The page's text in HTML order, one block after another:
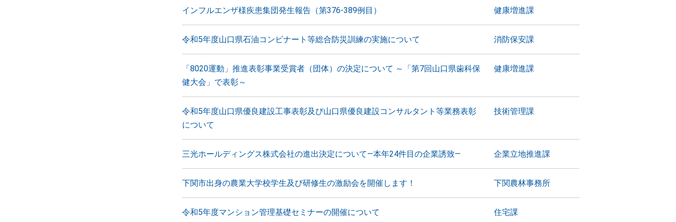
インフルエンザ様疾患集団発生報告（第376-389例目） 健康増進課
令和5年度山口県石油コンビナート等総合防災訓練の実施について 消防保安課
「8020運動」推進表彰事業受賞者（団体）の決定について ～「第7回山口県歯科保
健大会」で表彰～
健康増進課
令和5年度山口県優良建設工事表彰及び山口県優良建設コンサルタント等業務表彰
について
技術管理課
三光ホールディングス株式会社の進出決定について―本年24件目の企業誘致― 企業立地推進課
下関市出身の農業大学校学生及び研修生の激励会を開催します！ 下関農林事務所
令和5年度マンション管理基礎セミナーの開催について 住宅課